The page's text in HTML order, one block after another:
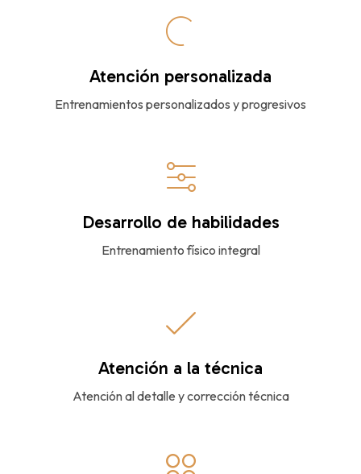
Atención personalizada
Entrenamientos personalizados y progresivos
Desarrollo de habilidades
Entrenamiento físico integral
Atención a la técnica
Atención al detalle y corrección técnica